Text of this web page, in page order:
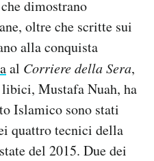
dimostrano
oltre che scritte sui
alla conquista
al Corriere della Sera,
Mustafa Nuah, ha
Islamico sono stati
quattro tecnici della
del 2015. Due dei